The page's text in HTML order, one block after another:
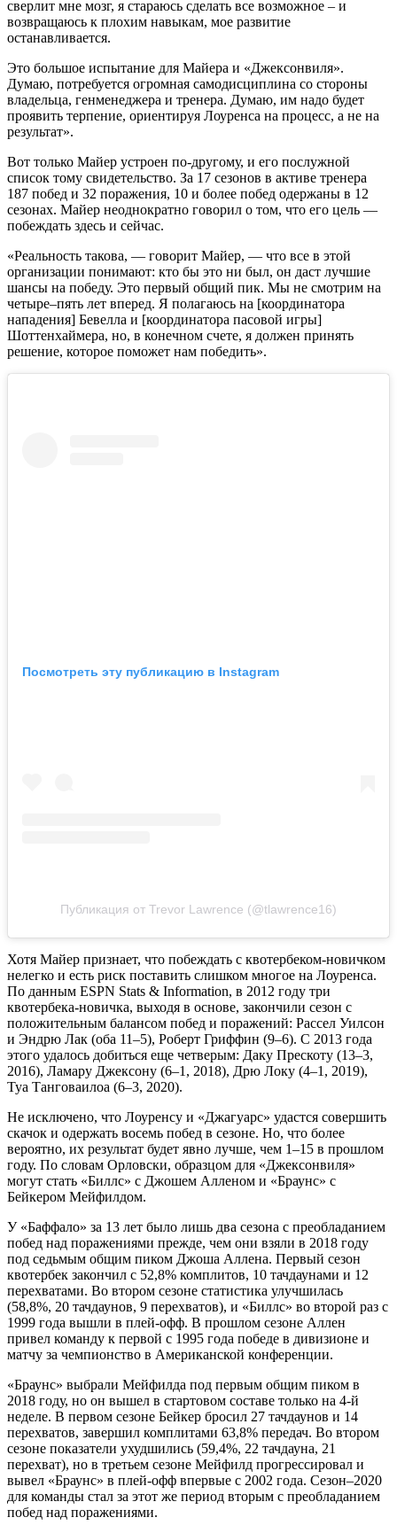
сверлит мне мозг, я стараюсь сделать все возможное – и
возвращаюсь к плохим навыкам, мое развитие
останавливается.
Это большое испытание для Майера и «Джексонвиля».
Думаю, потребуется огромная самодисциплина со стороны
владельца, генменеджера и тренера. Думаю, им надо будет
проявить терпение, ориентируя Лоуренса на процесс, а не на
результат».
Вот только Майер устроен по-другому, и его послужной
список тому свидетельство. За 17 сезонов в активе тренера
187 побед и 32 поражения, 10 и более побед одержаны в 12
сезонах. Майер неоднократно говорил о том, что его цель —
побеждать здесь и сейчас.
«Реальность такова, — говорит Майер, — что все в этой
организации понимают: кто бы это ни был, он даст лучшие
шансы на победу. Это первый общий пик. Мы не смотрим на
четыре–пять лет вперед. Я полагаюсь на [координатора
нападения] Бевелла и [координатора пасовой игры]
Шоттенхаймера, но, в конечном счете, я должен принять
решение, которое поможет нам победить».
Посмотреть эту публикацию в Instagram
Публикация от Trevor Lawrence (@tlawrence16)
Хотя Майер признает, что побеждать с квотербеком-новичком
нелегко и есть риск поставить слишком многое на Лоуренса.
По данным ESPN Stats & Information, в 2012 году три
квотербека-новичка, выходя в основе, закончили сезон с
положительным балансом побед и поражений: Рассел Уилсон
и Эндрю Лак (оба 11–5), Роберт Гриффин (9–6). С 2013 года
этого удалось добиться еще четверым: Даку Прескоту (13–3,
2016), Ламару Джексону (6–1, 2018), Дрю Локу (4–1, 2019),
Туа Танговаилоа (6–3, 2020).
Не исключено, что Лоуренсу и «Джагуарс» удастся совершить
скачок и одержать восемь побед в сезоне. Но, что более
вероятно, их результат будет явно лучше, чем 1–15 в прошлом
году. По словам Орловски, образцом для «Джексонвиля»
могут стать «Биллс» с Джошем Алленом и «Браунс» с
Бейкером Мейфилдом.
У «Баффало» за 13 лет было лишь два сезона с преобладанием
побед над поражениями прежде, чем они взяли в 2018 году
под седьмым общим пиком Джоша Аллена. Первый сезон
квотербек закончил с 52,8% комплитов, 10 тачдаунами и 12
перехватами. Во втором сезоне статистика улучшилась
(58,8%, 20 тачдаунов, 9 перехватов), и «Биллс» во второй раз с
1999 года вышли в плей-офф. В прошлом сезоне Аллен
привел команду к первой с 1995 года победе в дивизионе и
матчу за чемпионство в Американской конференции.
«Браунс» выбрали Мейфилда под первым общим пиком в
2018 году, но он вышел в стартовом составе только на 4-й
неделе. В первом сезоне Бейкер бросил 27 тачдаунов и 14
перехватов, завершил комплитами 63,8% передач. Во втором
сезоне показатели ухудшились (59,4%, 22 тачдауна, 21
перехват), но в третьем сезоне Мейфилд прогрессировал и
вывел «Браунс» в плей-офф впервые с 2002 года. Сезон–2020
для команды стал за этот же период вторым с преобладанием
побед над поражениями.